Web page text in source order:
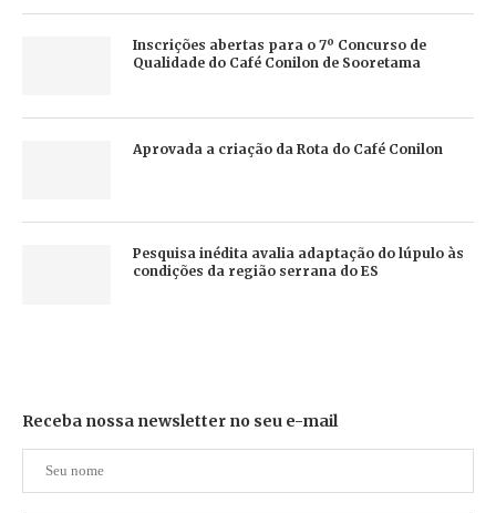
Inscrições abertas para o 7º Concurso de
Qualidade do Café Conilon de Sooretama
Aprovada a criação da Rota do Café Conilon
Pesquisa inédita avalia adaptação do lúpulo às
condições da região serrana do ES
Receba nossa newsletter no seu e-mail